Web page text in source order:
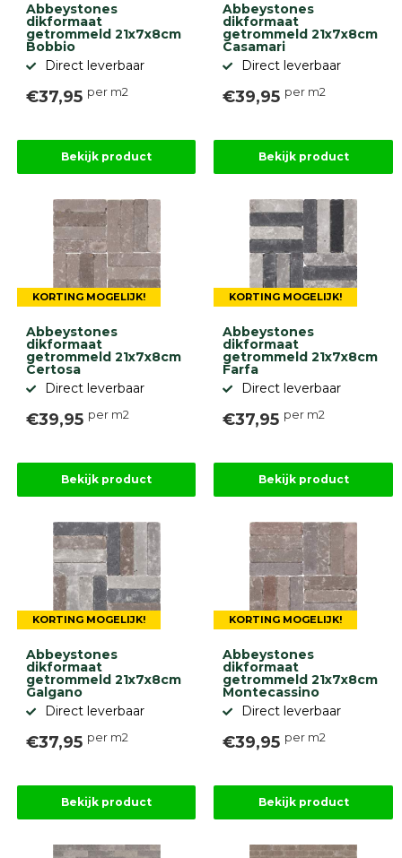
Abbeystones
dikformaat
getrommeld 21x7x8cm
Bobbio
Direct leverbaar
€37,95 per m2
Bekijk product
Abbeystones
dikformaat
getrommeld 21x7x8cm
Casamari
Direct leverbaar
€39,95 per m2
Bekijk product
KORTING MOGELIJK!
Abbeystones
dikformaat
getrommeld 21x7x8cm
Certosa
Direct leverbaar
€39,95 per m2
Bekijk product
KORTING MOGELIJK!
Abbeystones
dikformaat
getrommeld 21x7x8cm
Farfa
Direct leverbaar
€37,95 per m2
Bekijk product
KORTING MOGELIJK!
Abbeystones
dikformaat
getrommeld 21x7x8cm
Galgano
Direct leverbaar
€37,95 per m2
Bekijk product
KORTING MOGELIJK!
Abbeystones
dikformaat
getrommeld 21x7x8cm
Montecassino
Direct leverbaar
€39,95 per m2
Bekijk product